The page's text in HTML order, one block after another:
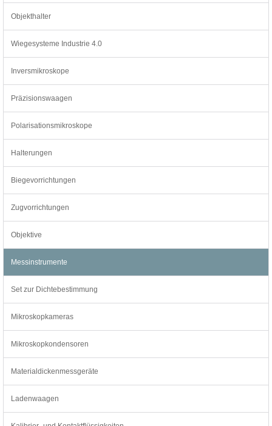
Objekthalter
Wiegesysteme Industrie 4.0
Inversmikroskope
Präzisionswaagen
Polarisationsmikroskope
Halterungen
Biegevorrichtungen
Zugvorrichtungen
Objektive
Messinstrumente
Set zur Dichtebestimmung
Mikroskopkameras
Mikroskopkondensoren
Materialdickenmessgeräte
Ladenwaagen